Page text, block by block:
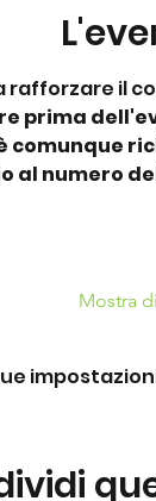
il
prima
comunque
al numero
Mostra